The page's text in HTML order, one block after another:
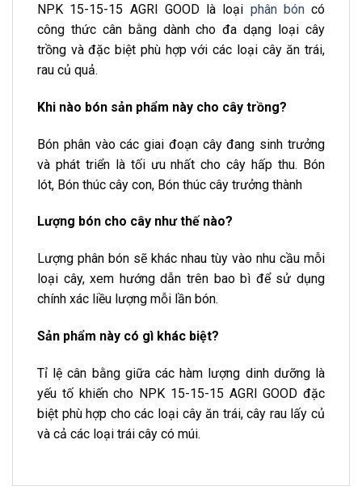
NPK 15-15-15 AGRI GOOD là loại phân bóncó
công thức cân bằng dành cho đa dạng loại cây
trồng và đặc biệt phù hợp với các loại cây ăn trái,
rau củ quả.
Khi nào bón sản phẩm này cho cây trồng?
Bón phân vào các giai đoạn cây đang sinh trưởng
và phát triển là tối ưu nhất cho cây hấp thu. Bón
lót, Bón thúc cây con, Bón thúc cây trưởng thành
Lượng bón cho cây như thế nào?
Lượng phân bón sẽ khác nhau tùy vào nhu cầu mỗi
loại cây, xem hướng dẫn trên bao bì để sử dụng
chính xác liều lượng mỗi lần bón.
Sản phẩm này có gì khác biệt?
Tỉ lệ cân bằng giữa các hàm lượng dinh dưỡng là
yếu tố khiến cho NPK 15-15-15 AGRI GOOD đặc
biệt phù hợp cho các loại cây ăn trái, cây rau lấy củ
và cả các loại trái cây có múi.